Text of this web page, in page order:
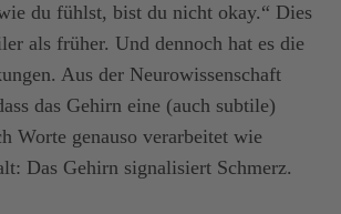
du fühlst, bist du nicht okay.“ Dies
als früher. Und dennoch hat es die
Aus der Neurowissenschaft
das Gehirn eine (auch subtile)
Worte genauso verarbeitet wie
Das Gehirn signalisiert Schmerz.